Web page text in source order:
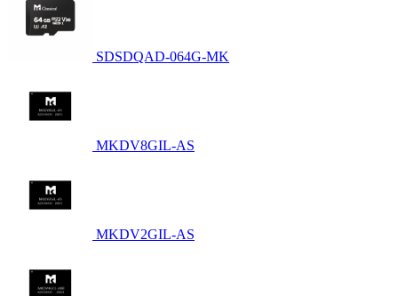
SDSDQAD-064G-MK
MKDV8GIL-AS
MKDV2GIL-AS